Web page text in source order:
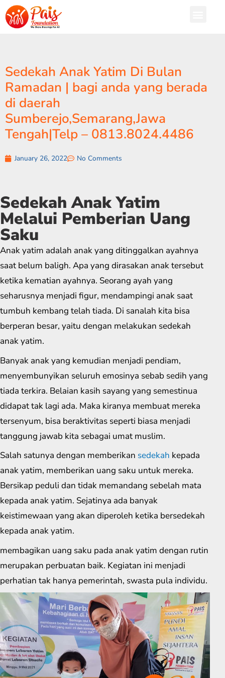
Sedekah Anak Yatim Di Bulan
Ramadan | bagi anda yang berada
di daerah
Sumberejo,Semarang,Jawa
Tengah|Telp – 0813.8024.4486
January 26, 2022 No Comments
Sedekah Anak Yatim
Melalui Pemberian Uang
Saku
Anak yatim adalah anak yang ditinggalkan ayahnya
saat belum baligh. Apa yang dirasakan anak tersebut
ketika kematian ayahnya. Seorang ayah yang
seharusnya menjadi figur, mendampingi anak saat
tumbuh kembang telah tiada. Di sanalah kita bisa
berperan besar, yaitu dengan melakukan sedekah
anak yatim.
Banyak anak yang kemudian menjadi pendiam,
menyembunyikan seluruh emosinya sebab sedih yang
tiada terkira. Belaian kasih sayang yang semestinua
didapat tak lagi ada. Maka kiranya membuat mereka
tersenyum, bisa beraktivitas seperti biasa menjadi
tanggung jawab kita sebagai umat muslim.
Salah satunya dengan memberikan sedekah kepada
anak yatim, memberikan uang saku untuk mereka.
Bersikap peduli dan tidak memandang sebelah mata
kepada anak yatim. Sejatinya ada banyak
keistimewaan yang akan diperoleh ketika bersedekah
kepada anak yatim.
membagikan uang saku pada anak yatim dengan rutin
merupakan perbuatan baik. Kegiatan ini menjadi
perhatian tak hanya pemerintah, swasta pula individu.